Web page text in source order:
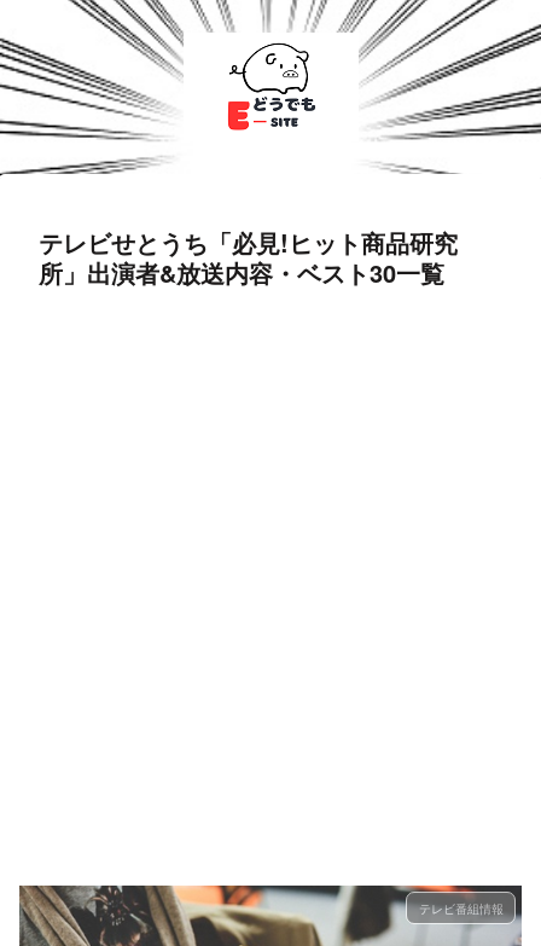
テレビせとうち「必見!ヒット商品研究
所」出演者&放送内容・ベスト30一覧
テレビ番組情報